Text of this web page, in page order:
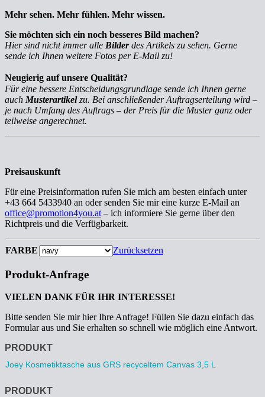
Mehr sehen. Mehr fühlen. Mehr wissen.
Sie möchten sich ein noch besseres Bild machen?
Hier sind nicht immer alle Bilderdes Artikels zu sehen. Gerne
sende ich Ihnen weitere Fotos per E-Mail zu!
Neugierig auf unsere Qualität?
Für eine bessere Entscheidungsgrundlage sende ich Ihnen gerne
auch Musterartikelzu. Bei anschließender Auftragserteilung wird –
je nach Umfang des Auftrags – der Preis für die Muster ganz oder
teilweise angerechnet.
Preisauskunft
Für eine Preisinformation rufen Sie mich am besten einfach unter
+43 664 5433940 an oder senden Sie mir eine kurze E-Mail an
office@promotion4you.at – ich informiere Sie gerne über den
Richtpreis und die Verfügbarkeit.
FARBE Zurücksetzen
Produkt-Anfrage
VIELEN DANK FÜR IHR INTERESSE!
Bitte senden Sie mir hier Ihre Anfrage! Füllen Sie dazu einfach das
Formular aus und Sie erhalten so schnell wie möglich eine Antwort.
Anfrage
PRODUKT
PRODUKT